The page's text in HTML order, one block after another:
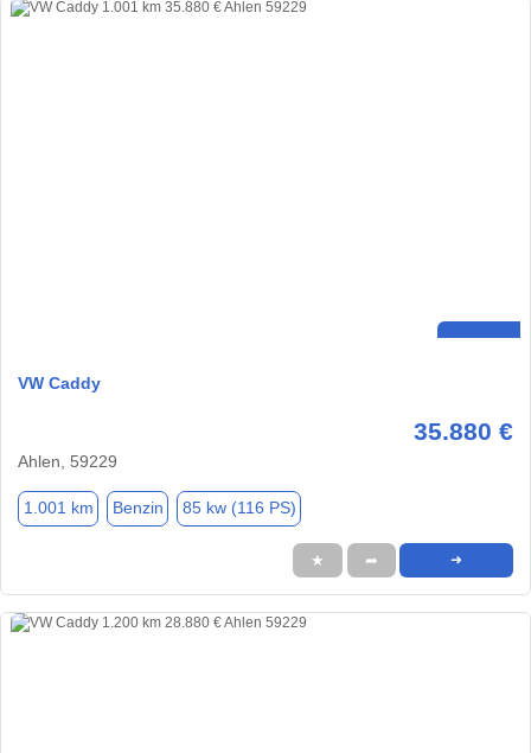
VW Caddy
35.880 €
Ahlen, 59229
1.001 km Benzin 85 kw (116 PS)
★ ➦ ➜